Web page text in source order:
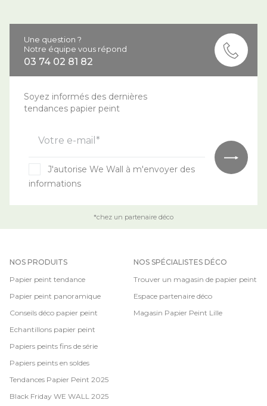
Une question ?
Notre équipe vous répond
03 74 02 81 82
Soyez informés des dernières
tendances papier peint
Votre e-mail*
J'autorise We Wall à m'envoyer des
informations
*chez un partenaire déco
NOS PRODUITS
Papier peint tendance
Papier peint panoramique
Conseils déco papier peint
Echantillons papier peint
Papiers peints fins de série
Papiers peints en soldes
Tendances Papier Peint 2025
Black Friday WE WALL 2025
NOS SPÉCIALISTES DÉCO
Trouver un magasin de papier peint
Espace partenaire déco
Magasin Papier Peint Lille